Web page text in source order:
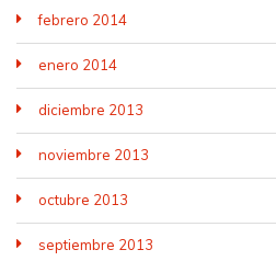
febrero 2014
enero 2014
diciembre 2013
noviembre 2013
octubre 2013
septiembre 2013